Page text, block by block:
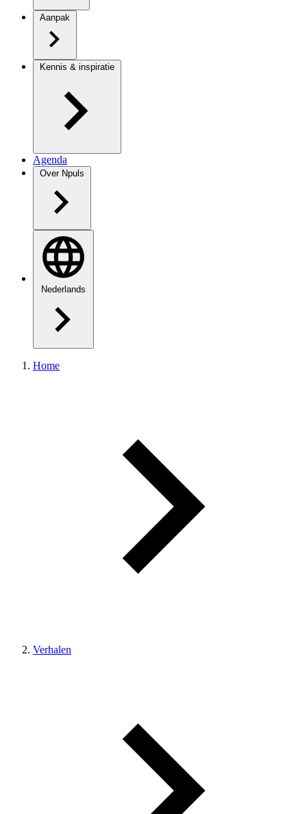
Aanpak
Kennis & inspiratie
Agenda
Over Npuls
Nederlands
Home
Verhalen